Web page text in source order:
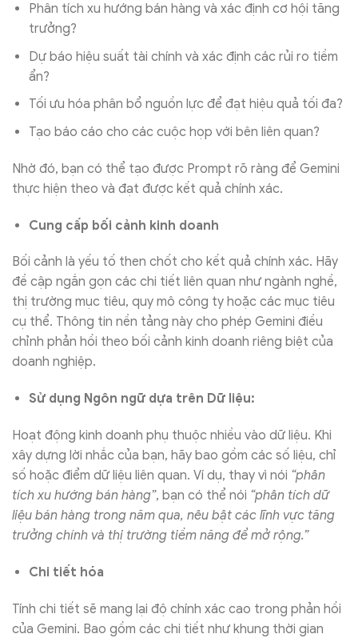
Phân tích xu hướng bán hàng và xác định cơ hội tăng
trưởng?
Dự báo hiệu suất tài chính và xác định các rủi ro tiềm
ẩn?
Tối ưu hóa phân bổ nguồn lực để đạt hiệu quả tối đa?
Tạo báo cáo cho các cuộc họp với bên liên quan?
Nhờ đó, bạn có thể tạo được Prompt rõ ràng để Gemini
thực hiện theo và đạt được kết quả chính xác.
Cung cấp bối cảnh kinh doanh
Bối cảnh là yếu tố then chốt cho kết quả chính xác. Hãy
đề cập ngắn gọn các chi tiết liên quan như ngành nghề,
thị trường mục tiêu, quy mô công ty hoặc các mục tiêu
cụ thể. Thông tin nền tảng này cho phép Gemini điều
chỉnh phản hồi theo bối cảnh kinh doanh riêng biệt của
doanh nghiệp.
Sử dụng Ngôn ngữ dựa trên Dữ liệu:
Hoạt động kinh doanh phụ thuộc nhiều vào dữ liệu. Khi
xây dựng lời nhắc của bạn, hãy bao gồm các số liệu, chỉ
số hoặc điểm dữ liệu liên quan. Ví dụ, thay vì nói “phân
tích xu hướng bán hàng”, bạn có thể nói “phân tích dữ
liệu bán hàng trong năm qua, nêu bật các lĩnh vực tăng
trưởng chính và thị trường tiềm năng để mở rộng.”
Chi tiết hóa
Tính chi tiết sẽ mang lại độ chính xác cao trong phản hồi
của Gemini. Bao gồm các chi tiết như khung thời gian